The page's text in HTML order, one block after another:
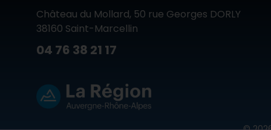
Château du Mollard, 50 rue Georges DORLY
38160 Saint-Marcellin
04 76 38 21 17